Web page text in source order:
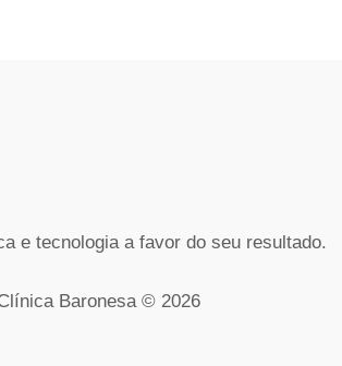
e tecnologia a favor do seu resultado.
Baronesa © 2026